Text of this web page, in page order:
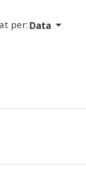
per: Data